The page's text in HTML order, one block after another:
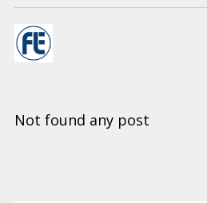
Not found any post